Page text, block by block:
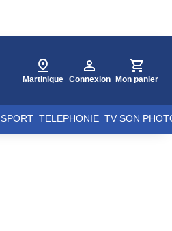
Martinique Connexion Mon panier
SPORT TELEPHONIE TV SON